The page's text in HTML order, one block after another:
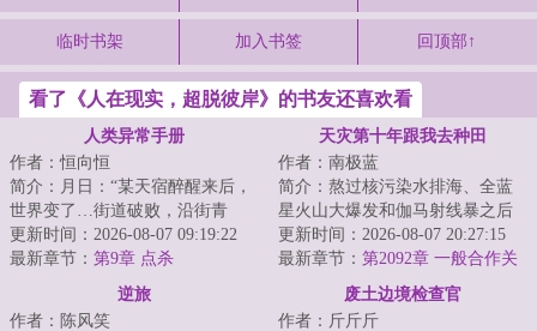
临时书架 加入书签 回顶部↑
看了《人在现实，超脱彼岸》的书友还喜欢看
人类异常手册
作者：恒向恒
简介：月日：“某天宿醉醒来后，
世界变了…街道破败，沿街青
苔，人类早已消失不见，只剩我
一人。”月日：...
更新时间：2026-08-07 09:19:22
最新章节： 第9章 点杀
天灾第十年跟我去种田
作者：南极蓝
简介：熬过核污染水排海、全蓝
星火山大爆发和伽马射线暴之后
的天灾第十年，夏青昂首挺胸走
出安全区。谁都...
更新时间：2026-08-07 20:27:15
最新章节： 第2092章 一般合作关
逆旅
作者：陈风笑
废土边境检查官
作者：斤斤斤